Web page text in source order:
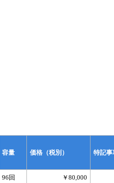
容量 価格（税別） 特記事
96回
￥80,000